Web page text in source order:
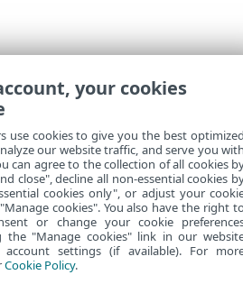
your cookies
use cookies to give you the best
our website traffic, and serve you
can agree to the collection of all cookies
close", decline all non-essential cookies
cookies only", or adjust your
cookies". You also have the right
or change your cookie
the "Manage cookies" link in our
settings (if available). For
Cookie Policy.